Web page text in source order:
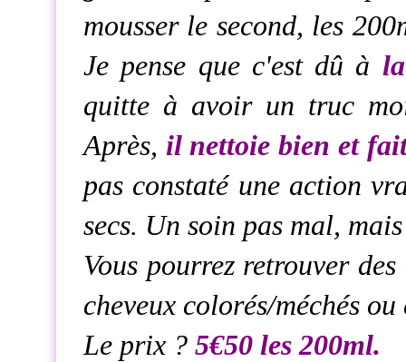
mousser le second, les
Je pense que c'est dû à
quitte à avoir un truc
Après, il nettoie bien et
pas constaté une action
secs. Un soin pas mal,
Vous pourrez retrouver
cheveux colorés/méchés
Le prix ? 5€50 les 200ml.